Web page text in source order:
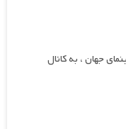
جهان ، به کانال